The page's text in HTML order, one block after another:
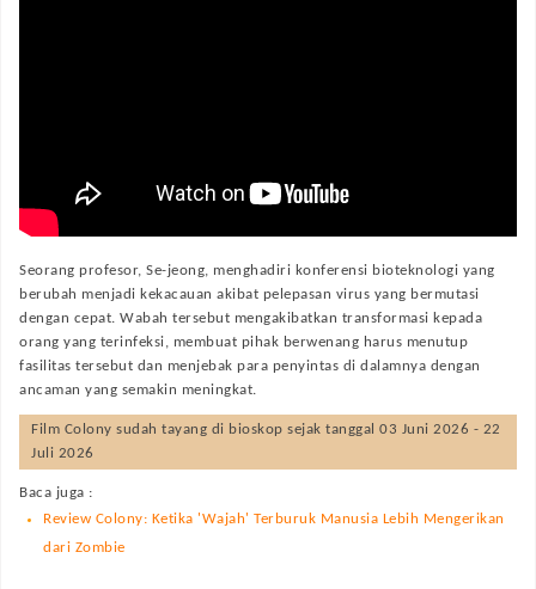
Seorang profesor, Se-jeong, menghadiri konferensi bioteknologi yang
berubah menjadi kekacauan akibat pelepasan virus yang bermutasi
dengan cepat. Wabah tersebut mengakibatkan transformasi kepada
orang yang terinfeksi, membuat pihak berwenang harus menutup
fasilitas tersebut dan menjebak para penyintas di dalamnya dengan
ancaman yang semakin meningkat.
Film Colony sudah tayang di bioskop sejak tanggal 03 Juni 2026 - 22
Juli 2026
Baca juga :
Review Colony: Ketika 'Wajah' Terburuk Manusia Lebih Mengerikan
dari Zombie